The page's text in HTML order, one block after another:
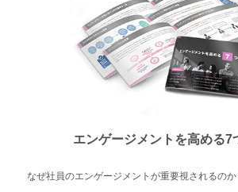
エンゲージメントを高める7
なぜ社員のエンゲージメントが重要視されるの